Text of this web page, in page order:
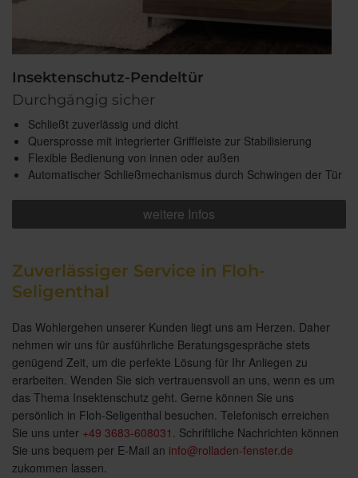
Insektenschutz-Pendeltür
Durchgängig sicher
Schließt zuverlässig und dicht
Quersprosse mit integrierter Griffleiste zur Stabilisierung
Flexible Bedienung von innen oder außen
Automatischer Schließmechanismus durch Schwingen der Tür
weitere Infos
Zuverlässiger Service in Floh-
Seligenthal
Das Wohlergehen unserer Kunden liegt uns am Herzen. Daher
nehmen wir uns für ausführliche Beratungsgespräche stets
genügend Zeit, um die perfekte Lösung für Ihr Anliegen zu
erarbeiten. Wenden Sie sich vertrauensvoll an uns, wenn es um
das Thema Insektenschutz geht. Gerne können Sie uns
persönlich in Floh-Seligenthal besuchen. Telefonisch erreichen
Sie uns unter +49 3683-608031 . Schriftliche Nachrichten können
Sie uns bequem per E-Mail an info@rolladen-fenster.de
zukommen lassen.